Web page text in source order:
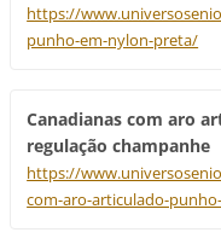
https://
punho-em-nylon-preta/
Canadianas com aro
regulação champanhe
https://
com-aro-articulado-